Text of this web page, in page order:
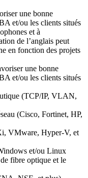
une bonne
et/ou les clients situés
et à
de l’anglais peut
en fonction des projets
une bonne
et/ou les clients situés
(TCP/IP, VLAN,
(Cisco, Fortinet, HP,
VMware, Hyper-V, et
et/ou Linux
fibre optique et le